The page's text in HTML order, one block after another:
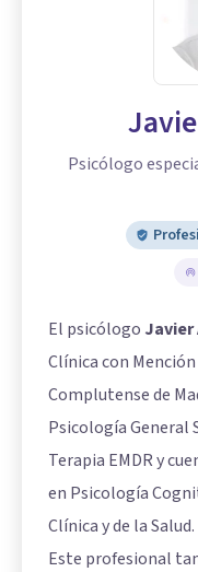
Psicólogo
El psicólogo Javier
Clínica con
Complutense de
Psicología General
Terapia EMDR y
en Psicología
Clínica y de la Salud.
Este profesional